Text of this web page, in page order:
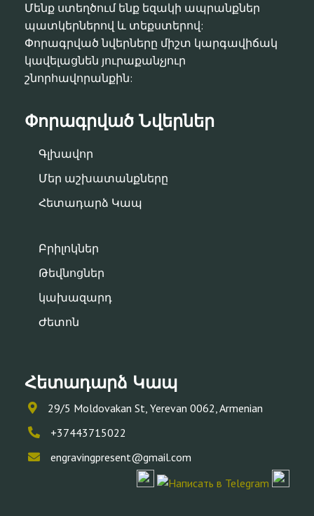
Մենք ստեղծում ենք եզակի ապրանքներ
պատկերներով և տեքստերով:
Փորագրված նվերները միշտ կարգավիճակ
կավելացնեն յուրաքանչյուր
շնորհավորանքին:
Փորագրված Նվերներ
Գլխավոր
Մեր աշխատանքները
Հետադարձ Կապ
Բրիլոկներ
Թեվնոցներ
կախազարդ
Ժետոն
Հետադարձ Կապ
29/5 Moldovakan St, Yerevan 0062, Armenian
+37443715022
engravingpresent@gmail.com